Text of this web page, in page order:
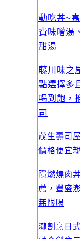
動吃丼~
費味噌湯
甜湯
藤川味之
點選擇多
喝到飽，
司
茂生壽司
價格便宜
隱燃燒肉
薦，豐盛
無限喝
瀧割烹日